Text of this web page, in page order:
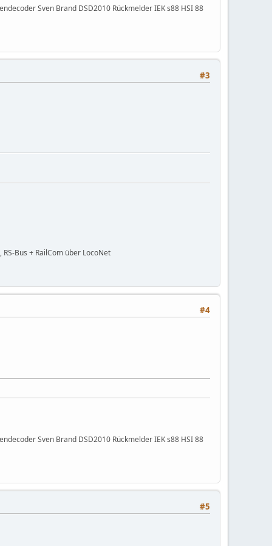
Sven Brand DSD2010 Rückmelder IEK s88 HSI 88
#3
Bus + RailCom über LocoNet
#4
Sven Brand DSD2010 Rückmelder IEK s88 HSI 88
#5